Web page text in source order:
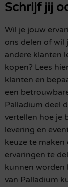
Schrijf jij
Wil je jouw
ons delen of wil
andere klanten
kopen? Lees
klanten en
een
Palladium deel
vertellen hoe je
levering en
keuze te
ervaringen te
kunnen worden
van Palladium